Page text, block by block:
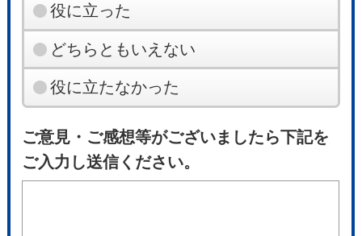
役に立った
どちらともいえない
役に立たなかった
ご意見・ご感想等がございましたら下記を
ご入力し送信ください。